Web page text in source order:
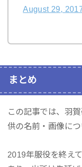
August 29,
まとめ
この記事では、羽
供の名前・画像につ
2019年服役を終え